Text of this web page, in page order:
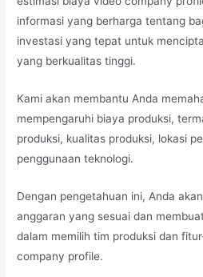
informasi yang berharga tentang
investasi yang tepat untuk
yang berkualitas tinggi.
Kami akan membantu Anda
mempengaruhi biaya produksi,
produksi, kualitas produksi, lokasi
penggunaan teknologi.
Dengan pengetahuan ini, Anda
anggaran yang sesuai dan
dalam memilih tim produksi dan
company profile.